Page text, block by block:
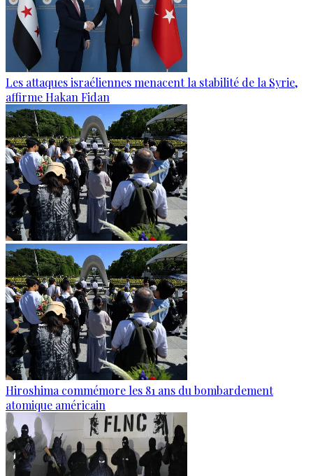
Les attaques israéliennes menacent la stabilité de la Syrie,
affirme Hakan Fidan
Hiroshima commémore les 81 ans du bombardement
atomique américain